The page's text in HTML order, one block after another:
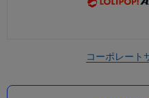
コーポレート